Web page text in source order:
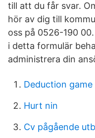
till att du får svar.
hör av dig till
oss på 0526-190
i detta formulär
administrera din
Deduction game
Hurt nin
Cv pågående